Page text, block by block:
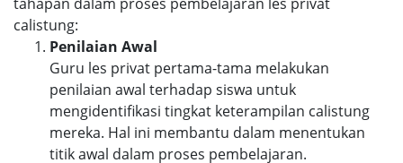
calistung:
Penilaian Awal
Guru les privat pertama-tama melakukan
penilaian awal terhadap siswa untuk
mengidentifikasi tingkat keterampilan calistung
mereka. Hal ini membantu dalam menentukan
titik awal dalam proses pembelajaran.